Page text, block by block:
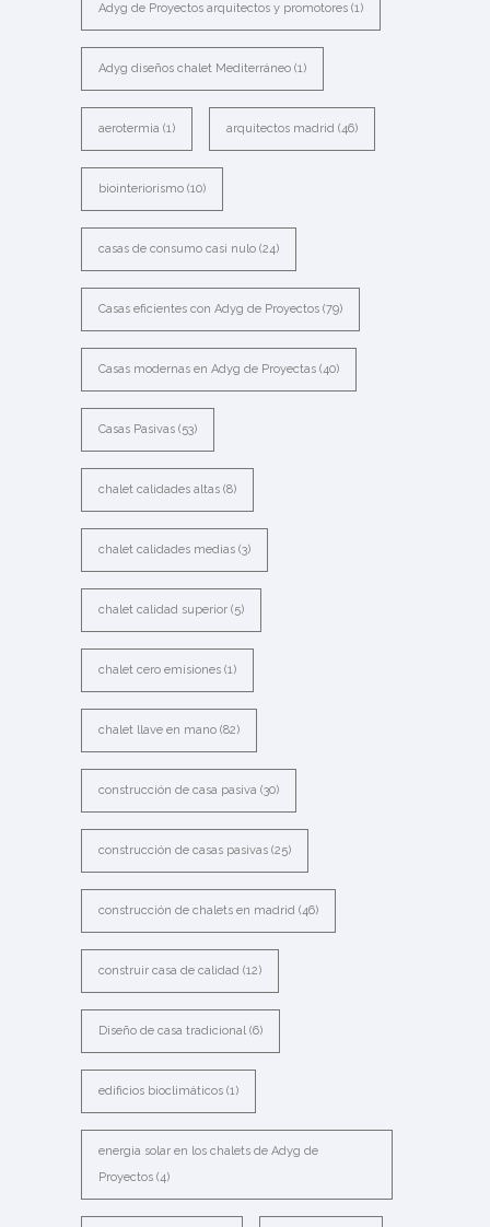
Adyg de Proyectos arquitectos y promotores (1)
Adyg diseños chalet Mediterráneo (1)
aerotermia (1) arquitectos madrid (46)
biointeriorismo (10)
casas de consumo casi nulo (24)
Casas eficientes con Adyg de Proyectos (79)
Casas modernas en Adyg de Proyectas (40)
Casas Pasivas (53)
chalet calidades altas (8)
chalet calidades medias (3)
chalet calidad superior (5)
chalet cero emisiones (1)
chalet llave en mano (82)
construcción de casa pasiva (30)
construcción de casas pasivas (25)
construcción de chalets en madrid (46)
construir casa de calidad (12)
Diseño de casa tradicional (6)
edificios bioclimáticos (1)
energia solar en los chalets de Adyg de
Proyectos (4)